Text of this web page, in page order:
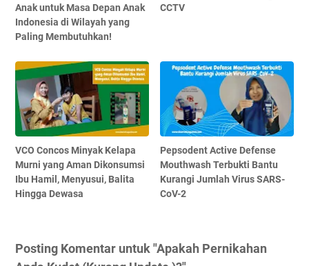
Anak untuk Masa Depan Anak
Indonesia di Wilayah yang
Paling Membutuhkan!
CCTV
VCO Concos Minyak Kelapa
Murni yang Aman Dikonsumsi
Ibu Hamil, Menyusui, Balita
Hingga Dewasa
Pepsodent Active Defense
Mouthwash Terbukti Bantu
Kurangi Jumlah Virus SARS-
CoV-2
Posting Komentar untuk "Apakah Pernikahan